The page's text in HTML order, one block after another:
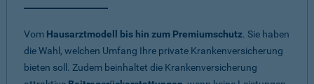
Vom Hausarztmodell bis hin zum Premiumschutz. Sie haben
die Wahl, welchen Umfang Ihre private Krankenversicherung
bieten soll. Zudem beinhaltet die Krankenversicherung